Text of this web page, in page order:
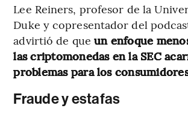
Lee Reiners, profesor de la
Duke y copresentador del
advirtió de que un enfoque
las criptomonedas en la SEC
problemas para los
Fraude y estafas